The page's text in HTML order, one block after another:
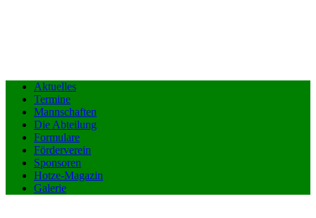
Aktuelles
Termine
Mannschaften
Die Abteilung
Formulare
Förderverein
Sponsoren
Hotze-Magazin
Galerie